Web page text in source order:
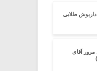
داریوش طلایی
مرور آقای